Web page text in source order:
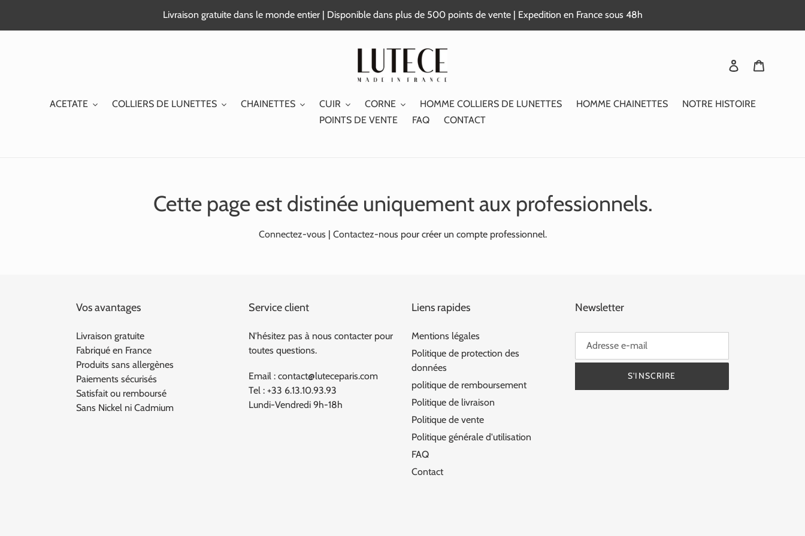
Livraison gratuite dans le monde entier | Disponible dans plus de 500 points de vente | Expedition en France sous 48h
Se connecter
ACETATE COLLIERS DE LUNETTES CHAINETTES CUIR CORNE HOMME COLLIERS DE LUNETTES HOMME CHAINETTES
NOTRE HISTOIRE
POINTS DE VENTE
FAQ CONTACT
Cette page est distinée uniquement aux professionnels.
Connectez-vous | Contactez-nous pour créer un compte professionnel.
Vos avantages
Livraison gratuite
Fabriqué en France
Produits sans allergènes
Paiements sécurisés
Satisfait ou remboursé
Sans Nickel ni Cadmium
Service client
N'hésitez pas à nous contacter pour
toutes questions.
Email : contact@luteceparis.com
Tel : +33 6.13.10.93.93
Lundi-Vendredi 9h-18h
Liens rapides
Mentions légales
Politique de protection des
données
politique de remboursement
Politique de livraison
Politique de vente
Politique générale d'utilisation
FAQ
Contact
Newsletter
S'INSCRIRE